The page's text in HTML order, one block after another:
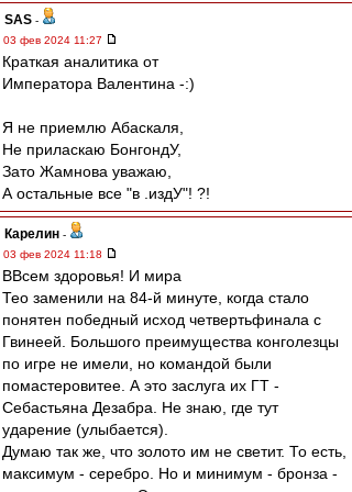
SAS -
03 фев 2024 11:27
Краткая аналитика от
Императора Валентина -:)
Я не приемлю Абаскаля,
Не приласкаю БонгондУ,
Зато Жамнова уважаю,
А остальные все "в .издУ"! ?!
Карелин -
03 фев 2024 11:18
ВВсем здоровья! И мира
Тео заменили на 84-й минуте, когда стало
понятен победный исход четвертьфинала с
Гвинеей. Большого преимущества конголезцы
по игре не имели, но командой были
помастеровитее. А это заслуга их ГТ -
Себастьяна Дезабра. Не знаю, где тут
ударение (улыбается).
Думаю так же, что золото им не светит. То есть,
максимум - серебро. Но и минимум - бронза -